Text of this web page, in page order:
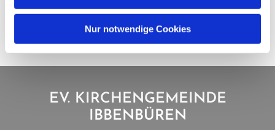
Nur notwendige Cookies
EV. KIRCHENGEMEINDE
IBBENBÜREN